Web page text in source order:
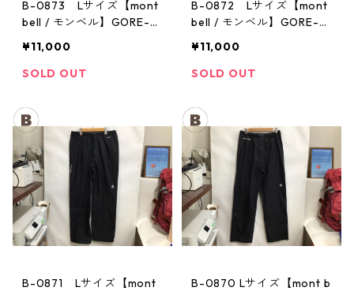
B-0873 Lサイズ【mont
bell / モンベル】GORE-T
パンツ：メンズBK
¥11,000
SOLD OUT
B-0872 Lサイズ【mont
bell / モンベル】GORE-T
パンツ：メンズBK
¥11,000
SOLD OUT
B-0871 Lサイズ【mont
B-0870 Lサイズ【mont b